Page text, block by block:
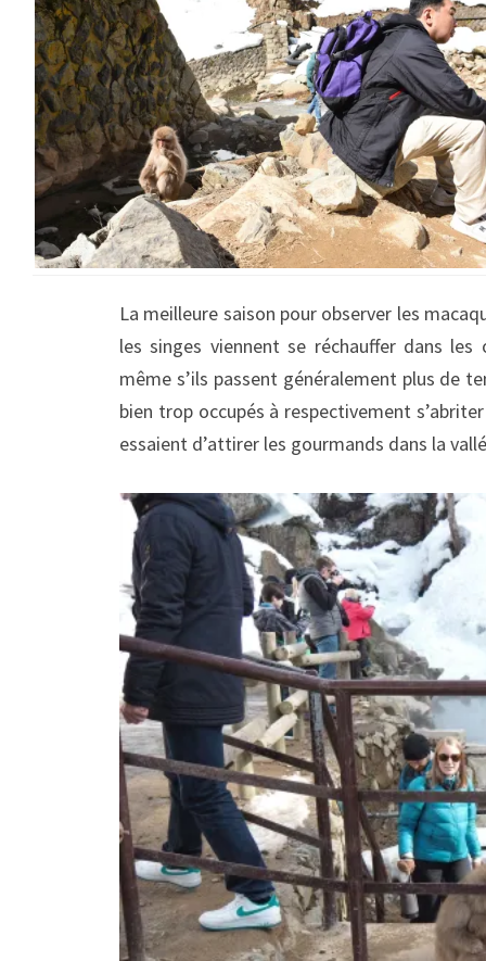
La meilleure saison pour observer les
les singes viennent se réchauffer dans
même s’ils passent généralement plus de
bien trop occupés à respectivement
essaient d’attirer les gourmands dans la